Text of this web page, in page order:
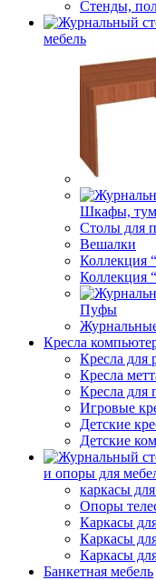
Стенды,
мебель
Шкафы,
Столы для
Вешалки
Коллекция
Коллекция
Пуфы
Кресла
Кресла для
Кресла
Кресла для
Игровые
Детские
Детские
и опоры для
каркасы
Опоры
Каркасы
Каркасы
Каркасы
Банкетная мебель